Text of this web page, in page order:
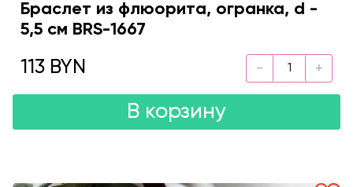
Браслет из флюорита, огранка, d -
5,5 см BRS-1667
113 BYN
В корзину